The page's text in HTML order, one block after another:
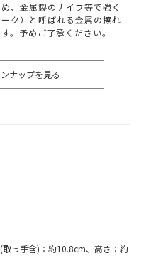
、金属製のナイフ等で強く
ク）と呼ばれる金属の擦れ
。予めご了承ください。
ナップを見る
っ手含)：約10.8cm、高さ：約